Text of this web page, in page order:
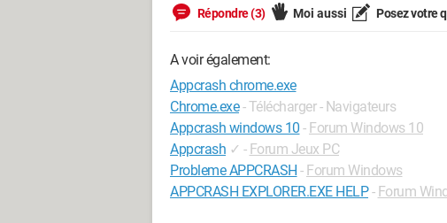
Répondre (3) Moi aussi Posez votre
A voir également:
Appcrash chrome.exe
Chrome.exe - Télécharger - Navigateurs
Appcrash windows 10 - Forum Windows 10
Appcrash ✓ - Forum Jeux PC
Probleme APPCRASH - Forum Windows
APPCRASH EXPLORER.EXE HELP - Forum